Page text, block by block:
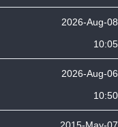
2026-Aug-08
10:05
2026-Aug-06
10:50